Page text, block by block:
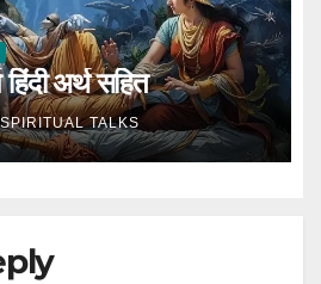
हिंदी अर्थ सहित
TALKS